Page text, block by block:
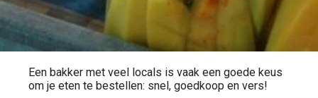
Een bakker met veel locals is vaak een goede keus
om je eten te bestellen: snel, goedkoop en vers!